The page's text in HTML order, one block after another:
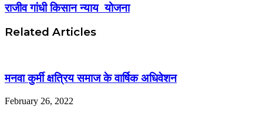
राजीव गांधी किसान न्याय योजना
Related Articles
मनवा कुर्मी क्षत्रिय समाज के वार्षिक अधिवेशन
February 26, 2022